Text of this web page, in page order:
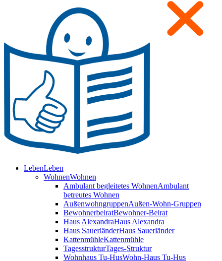
LebenLeben
WohnenWohnen
Ambulant begleitetes WohnenAmbulant
betreutes Wohnen
AußenwohngruppenAußen-Wohn-Gruppen
BewohnerbeiratBewohner-Beirat
Haus AlexandraHaus Alexandra
Haus SauerländerHaus Sauerländer
KattenmühleKattenmühle
TagesstrukturTages-Struktur
Wohnhaus Tu-HusWohn-Haus Tu-Hus